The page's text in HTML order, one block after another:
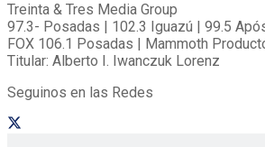
Treinta & Tres Media Group
97.3- Posadas | 102.3 Iguazú | 99.5
FOX 106.1 Posadas | Mammoth
Titular: Alberto I. Iwanczuk Lorenz
Seguinos en las Redes